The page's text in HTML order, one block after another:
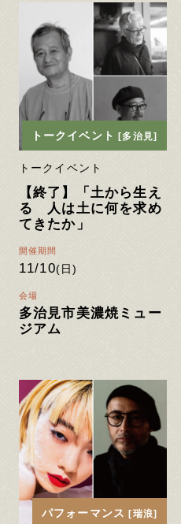
トークイベント [多治見]
トークイベント
【終了】「土から生え
る 人は土に何を求め
てきたか」
開催期間
11/10(日)
会場
多治見市美濃焼ミュー
ジアム
パフォーマンス [瑞浪]